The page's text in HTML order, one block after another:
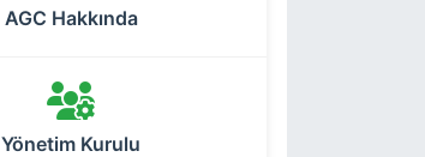
AGC Hakkında
Yönetim Kurulu